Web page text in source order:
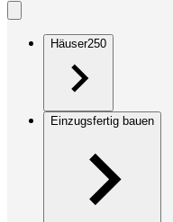
Häuser250
Einzugsfertig bauen